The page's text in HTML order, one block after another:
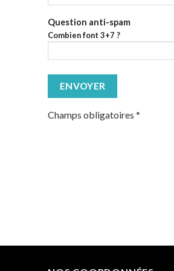
Question anti-spam
Combien font 3+7 ?
Champs obligatoires *